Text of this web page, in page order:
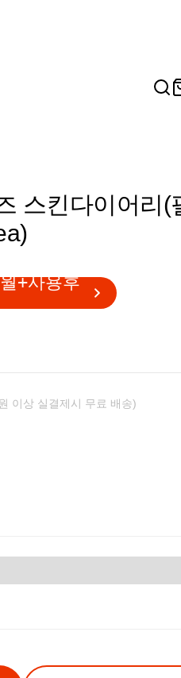
스킨다이어리(
+사용후
이상 실결제시 무료 배송)